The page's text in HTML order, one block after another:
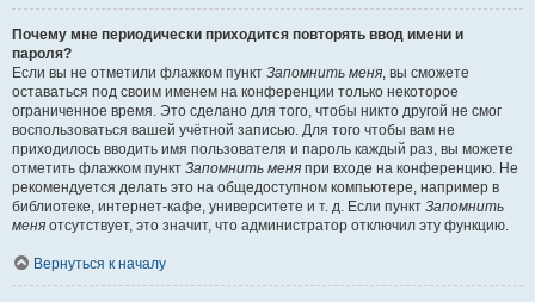
Почему мне периодически приходится повторять ввод имени и
пароля?
Если вы не отметили флажком пункт Запомнить меня, вы сможете
оставаться под своим именем на конференции только некоторое
ограниченное время. Это сделано для того, чтобы никто другой не смог
воспользоваться вашей учётной записью. Для того чтобы вам не
приходилось вводить имя пользователя и пароль каждый раз, вы можете
отметить флажком пункт Запомнить меня при входе на конференцию. Не
рекомендуется делать это на общедоступном компьютере, например в
библиотеке, интернет-кафе, университете и т. д. Если пункт Запомнить
меня отсутствует, это значит, что администратор отключил эту функцию.
Вернуться к началу